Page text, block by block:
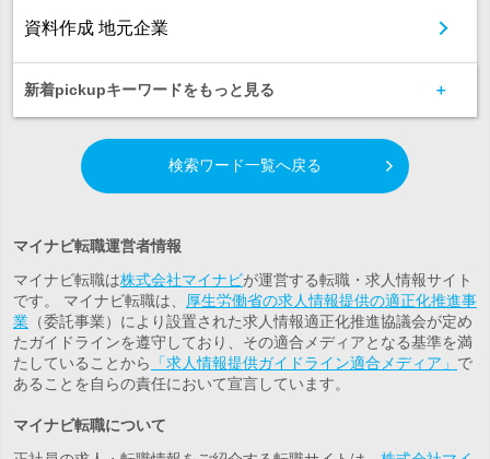
資料作成 地元企業
新着pickupキーワードをもっと見る
検索ワード一覧へ戻る
マイナビ転職運営者情報
マイナビ転職は株式会社マイナビが運営する転職・求人情報サイト
です。 マイナビ転職は、
厚生労働省の求人情報提供の適正化推進事
業 （委託事業）により設置された求人情報適正化推進協議会が定め
たガイドラインを遵守しており、その適合メディアとなる基準を満
たしていることから
「求人情報提供ガイドライン適合メディア」 で
あることを自らの責任において宣言しています。
マイナビ転職について